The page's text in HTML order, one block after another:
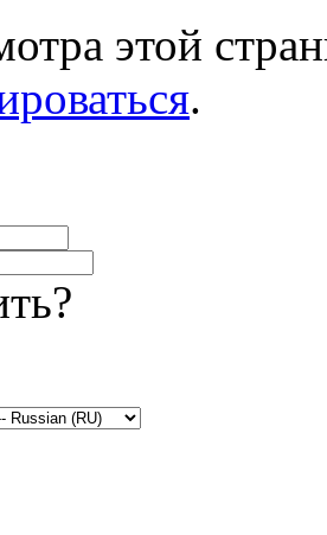
этой
.